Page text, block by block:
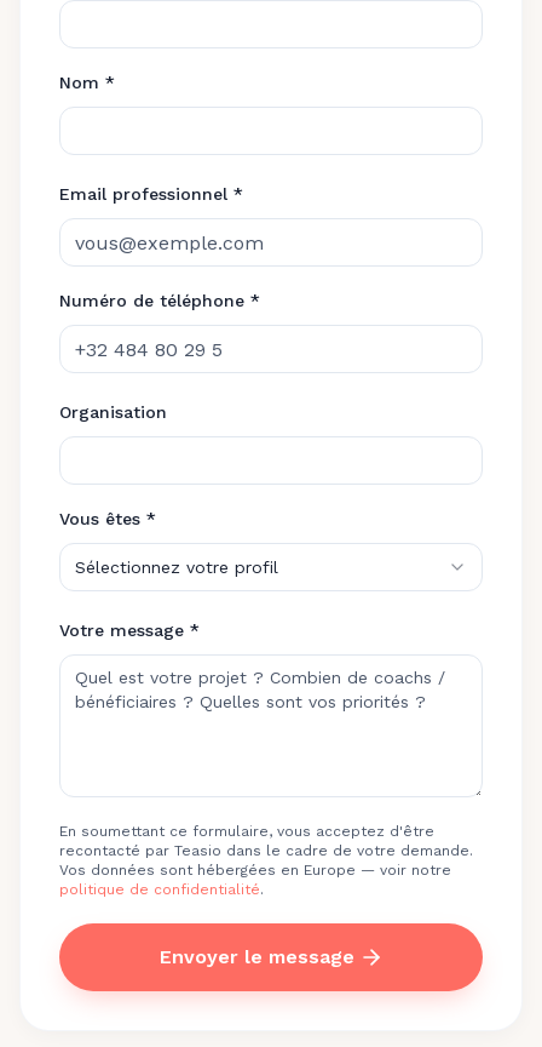
Nom *
Email professionnel *
Numéro de téléphone *
Organisation
Vous êtes *
Sélectionnez votre profil
Votre message *
En soumettant ce formulaire, vous acceptez d'être
recontacté par Teasio dans le cadre de votre demande.
Vos données sont hébergées en Europe — voir notre
politique de confidentialité.
Envoyer le message